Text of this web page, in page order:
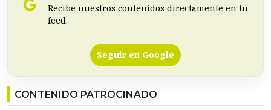
Recibe nuestros contenidos directamente en tu
feed.
Seguir en Google
CONTENIDO PATROCINADO